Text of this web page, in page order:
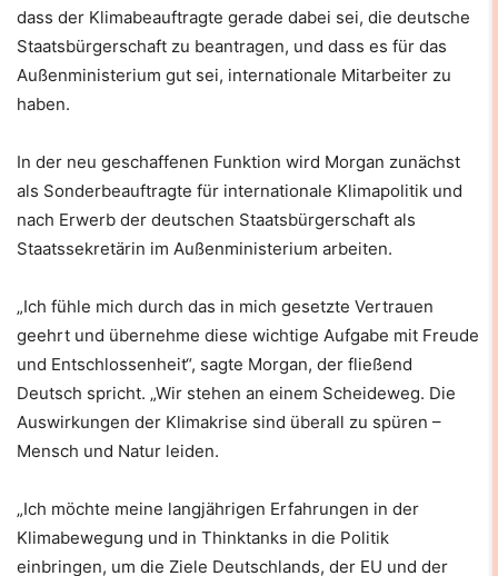
dass der Klimabeauftragte gerade dabei sei, die deutsche
Staatsbürgerschaft zu beantragen, und dass es für das
Außenministerium gut sei, internationale Mitarbeiter zu
haben.
In der neu geschaffenen Funktion wird Morgan zunächst
als Sonderbeauftragte für internationale Klimapolitik und
nach Erwerb der deutschen Staatsbürgerschaft als
Staatssekretärin im Außenministerium arbeiten.
„Ich fühle mich durch das in mich gesetzte Vertrauen
geehrt und übernehme diese wichtige Aufgabe mit Freude
und Entschlossenheit“, sagte Morgan, der fließend
Deutsch spricht. „Wir stehen an einem Scheideweg. Die
Auswirkungen der Klimakrise sind überall zu spüren –
Mensch und Natur leiden.
„Ich möchte meine langjährigen Erfahrungen in der
Klimabewegung und in Thinktanks in die Politik
einbringen, um die Ziele Deutschlands, der EU und der